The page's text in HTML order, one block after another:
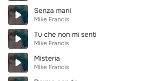
Senza mani
Mike Francis
Tu che non mi senti
Mike Francis
Misteria
Mike Francis